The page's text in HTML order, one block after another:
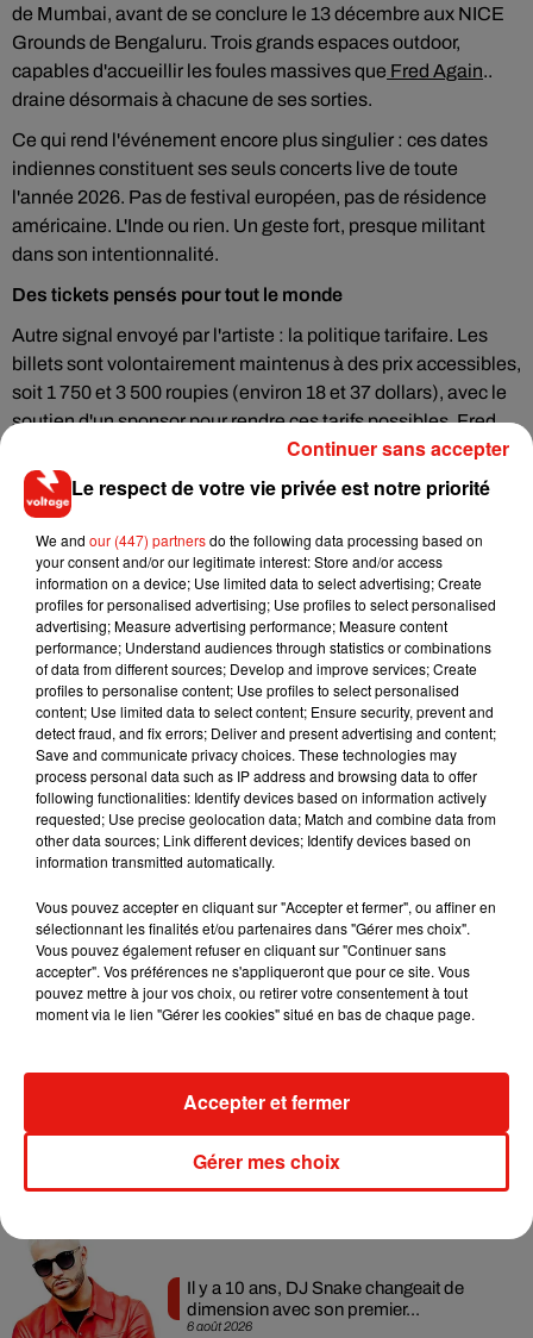
de Mumbai, avant de se conclure le 13 décembre aux NICE
Grounds de Bengaluru. Trois grands espaces outdoor,
capables d'accueillir les foules massives que Fred Again..
draine désormais à chacune de ses sorties.
Ce qui rend l'événement encore plus singulier : ces dates
indiennes constituent ses seuls concerts live de toute
l'année 2026. Pas de festival européen, pas de résidence
américaine. L'Inde ou rien. Un geste fort, presque militant
dans son intentionnalité.
Des tickets pensés pour tout le monde
Autre signal envoyé par l'artiste : la politique tarifaire. Les
billets sont volontairement maintenus à des prix accessibles,
soit 1 750 et 3 500 roupies (environ 18 et 37 dollars), avec le
soutien d'un sponsor pour rendre ces tarifs possibles. Fred
Again.. l'explique sans détour : il voulait que quiconque
souhaite venir puisse effectivement se le permettre.
Un live unique
Ceux qui ont déjà eu la chance de le voir àCoachella
Glastonbury ou dans l'une de ses mythiques sessions
intimistes savent ce qui attend le public indien. Fred Again..
ne se contente pas de mixer : il reconstruit ses morceaux en
direct, manipule samples, boucles et émotions avec une
précision chirurgicale. Sa sérieActual Lifea transformé des
notes vocales et des conversations du quotidien en musique
électronique à forte charge émotionnelle, une approche qui
fait de chaque concert une expérience unique. Alors si vous
hésitez encore à visiter l'Inde, voilà une occasion qui
s'impose.
7 août 2026
collaboration tant attendue
6 août 2026
Il y a 10 ans, DJ Snake changeait de
dimension avec son premier...
Le respect de votre vie privée est notre priorité
We and our (447) partnersdo the following data processing based on
your consent and/or our legitimate interest: Store and/or access
information on a device; Use limited data to select advertising; Create
profiles for personalised advertising; Use profiles to select personalised
advertising; Measure advertising performance; Measure content
performance; Understand audiences through statistics or combinations
of data from different sources; Develop and improve services; Create
profiles to personalise content; Use profiles to select personalised
content; Use limited data to select content; Ensure security, prevent and
detect fraud, and fix errors; Deliver and present advertising and content;
Save and communicate privacy choices. These technologies may
process personal data such as IP address and browsing data to offer
following functionalities: Identify devices based on information actively
requested; Use precise geolocation data; Match and combine data from
other data sources; Link different devices; Identify devices based on
information transmitted automatically.
Vous pouvez accepter en cliquant sur "Accepter et fermer", ou affiner en
sélectionnant les finalités et/ou partenaires dans "Gérer mes choix".
Vous pouvez également refuser en cliquant sur "Continuer sans
accepter". Vos préférences ne s'appliqueront que pour ce site. Vous
pouvez mettre à jour vos choix, ou retirer votre consentement à tout
moment via le lien "Gérer les cookies" situé en bas de chaque page.
Gérer mes choix
Accepter et fermer
Continuer sans accepter